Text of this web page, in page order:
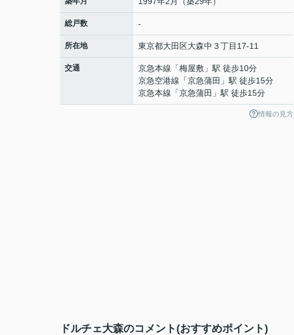
総戸数 -
所在地 東京都大田区大森中 ３丁目17-11
交通 京急本線 「梅屋敷 」駅 徒歩10分
京急空港線 「京急蒲田 」駅 徒歩15分
京急本線 「京急蒲田 」駅 徒歩15分
情報の見方
ドルチェ大森のコメント(おすすめポイント)